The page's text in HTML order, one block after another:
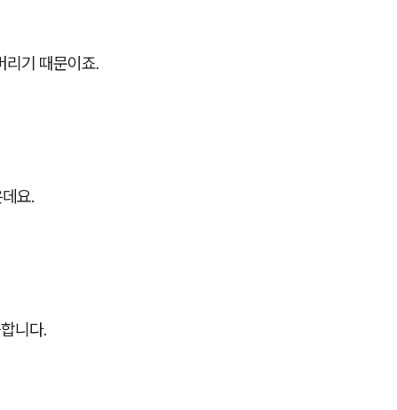
리기 때문이죠.
요.
니다.